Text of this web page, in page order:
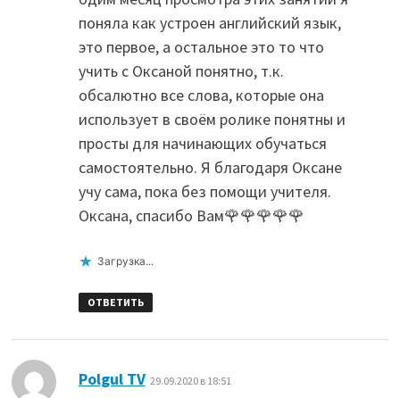
поняла как устроен английский язык,
это первое, а остальное это то что
учить с Оксаной понятно, т.к.
обсалютно все слова, которые она
использует в своём ролике понятны и
просты для начинающих обучаться
самостоятельно. Я благодаря Оксане
учу сама, пока без помощи учителя.
Оксана, спасибо Вам🌹🌹🌹🌹🌹
Загрузка...
ОТВЕТИТЬ
Polgul TV: 29.09.2020 в 18:51